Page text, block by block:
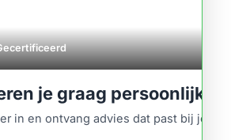
je graag persoonlijk
in en ontvang advies dat past bij jouw